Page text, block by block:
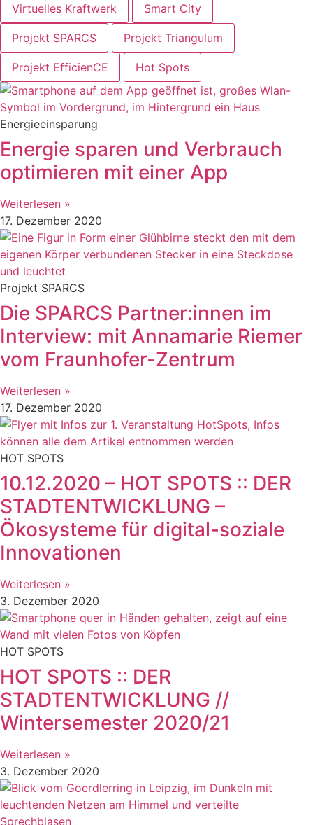
Virtuelles Kraftwerk Smart City
Projekt SPARCS Projekt Triangulum
Projekt EfficienCE Hot Spots
Energieeinsparung
Energie sparen und Verbrauch
optimieren mit einer App
Weiterlesen »
17. Dezember 2020
Projekt SPARCS
Die SPARCS Partner:innen im
Interview: mit Annamarie Riemer
vom Fraunhofer-Zentrum
Weiterlesen »
17. Dezember 2020
HOT SPOTS
10.12.2020 – HOT SPOTS :: DER
STADTENTWICKLUNG –
Ökosysteme für digital-soziale
Innovationen
Weiterlesen »
3. Dezember 2020
HOT SPOTS
HOT SPOTS :: DER
STADTENTWICKLUNG //
Wintersemester 2020/21
Weiterlesen »
3. Dezember 2020